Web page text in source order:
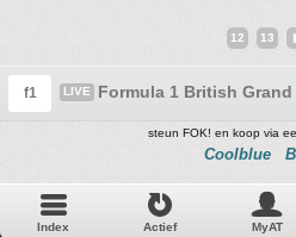
12 13
f1 LIVE Formula 1 British Grand
steun FOK! en koop via
Coolblue
Index Actief MyAT